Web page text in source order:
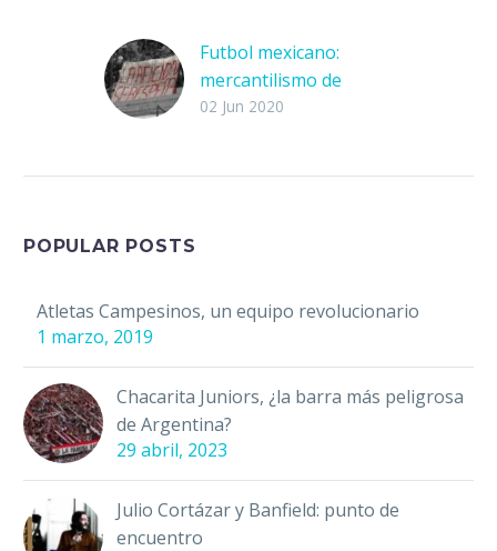
Futbol mexicano:
mercantilismo de
pasiones
02 Jun 2020
POPULAR POSTS
Atletas Campesinos, un equipo revolucionario
1 marzo, 2019
Chacarita Juniors, ¿la barra más peligrosa
de Argentina?
29 abril, 2023
Julio Cortázar y Banfield: punto de
encuentro